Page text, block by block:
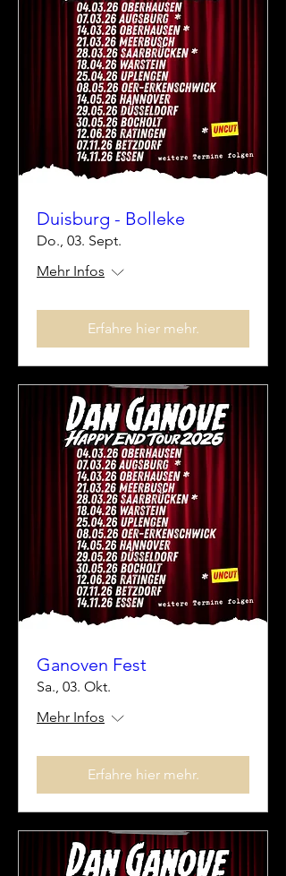
Duisburg - Bolleke
Do., 03. Sept.
Mehr Infos
Erfahre hier mehr.
Ganoven Fest
Sa., 03. Okt.
Mehr Infos
Erfahre hier mehr.